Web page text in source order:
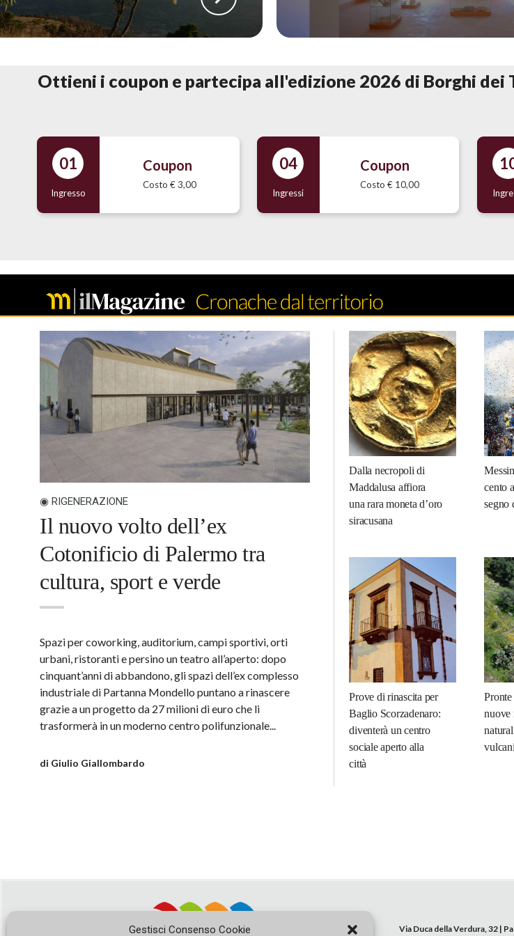
Gestisci Consenso Cookie
Ottieni i coupon e partecipa all'edizione 2026 di Borghi dei
01
Ingresso
Coupon
Costo € 3,00
04
Ingressi
Coupon
Costo € 10,00
◉ RIGENERAZIONE
Il nuovo volto dell’ex
Cotonificio di Palermo tra
cultura, sport e verde
Spazi per coworking, auditorium, campi sportivi, orti
urbani, ristoranti e persino un teatro all’aperto: dopo
cinquant’anni di abbandono, gli spazi dell’ex complesso
industriale di Partanna Mondello puntano a rinascere
grazie a un progetto da 27 milioni di euro che li
trasformerà in un moderno centro polifunzionale...
di Giulio Giallombardo
Dalla necropoli di
Maddalusa affiora
una rara moneta d’oro
siracusana
cento
segno
Prove di rinascita per
Baglio Scorzadenaro:
diventerà un centro
sociale aperto alla
città
Pronte
nuove
Via Duca della Verdura, 32 |